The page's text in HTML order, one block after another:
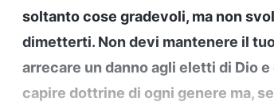
soltanto cose gradevoli, ma non
dimetterti. Non devi mantenere il
arrecare un danno agli eletti di Dio
capire dottrine di ogni genere ma,